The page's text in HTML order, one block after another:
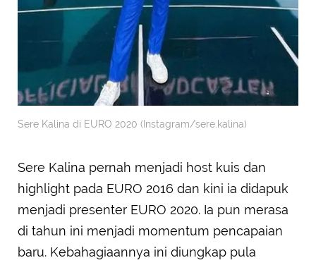
Sere Kalina di EURO 2020 (Instagram/sere.kalina)
Sere Kalina pernah menjadi host kuis dan
highlight pada EURO 2016 dan kini ia didapuk
menjadi presenter EURO 2020. Ia pun merasa
di tahun ini menjadi momentum pencapaian
baru. Kebahagiaannya ini diungkap pula